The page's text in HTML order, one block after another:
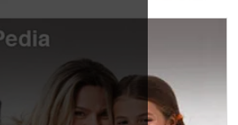
patients atteints de
lymphome: Pr
Virginie De Wilde